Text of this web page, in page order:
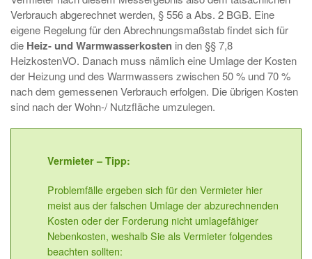
Verbrauch abgerechnet werden, § 556 a Abs. 2 BGB. Eine
eigene Regelung für den Abrechnungsmaßstab findet sich für
die Heiz- und Warmwasserkosten in den §§ 7,8
HeizkostenVO. Danach muss nämlich eine Umlage der Kosten
der Heizung und des Warmwassers zwischen 50 % und 70 %
nach dem gemessenen Verbrauch erfolgen. Die übrigen Kosten
sind nach der Wohn-/ Nutzfläche umzulegen.
Vermieter – Tipp:
Problemfälle ergeben sich für den Vermieter hier
meist aus der falschen Umlage der abzurechnenden
Kosten oder der Forderung nicht umlagefähiger
Nebenkosten, weshalb Sie als Vermieter folgendes
beachten sollten: